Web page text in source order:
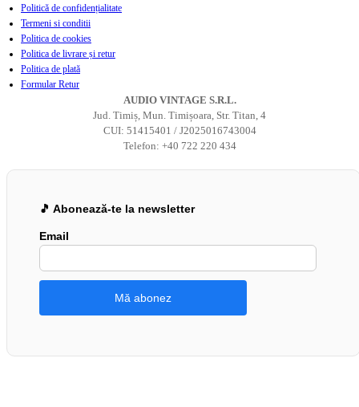
Politică de confidențialitate
Termeni si conditii
Politica de cookies
Politica de livrare și retur
Politica de plată
Formular Retur
AUDIO VINTAGE S.R.L.
Jud. Timiș, Mun. Timișoara, Str. Titan, 4
CUI: 51415401 / J2025016743004
Telefon: +40 722 220 434
🎵 Abonează-te la newsletter
Email